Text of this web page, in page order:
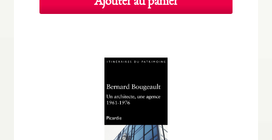
était : est :